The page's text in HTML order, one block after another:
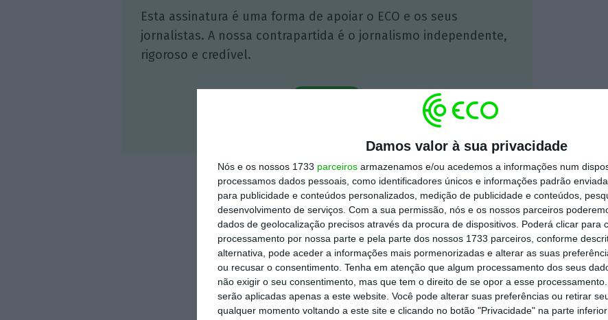
Damos valor à sua privacidade
Nós e os nossos 1733 parceiros armazenamos e/ou acedemos a informações num
processamos dados pessoais, como identificadores únicos e informações padrão
para publicidade e conteúdos personalizados, medição de publicidade e conteúdos,
desenvolvimento de serviços. Com a sua permissão, nós e os nossos parceiros
dados de geolocalização precisos através da procura de dispositivos. Poderá clicar para
processamento por nossa parte e pela parte dos nossos 1733 parceiros, conforme
alternativa, pode aceder a informações mais pormenorizadas e alterar as suas
ou recusar o consentimento. Tenha em atenção que algum processamento dos seus
não exigir o seu consentimento, mas que tem o direito de se opor a esse
serão aplicadas apenas a este website. Você pode alterar suas preferências ou retirar
qualquer momento voltando a este site e clicando no botão "Privacidade" na parte inferior
Esta assinatura é uma forma de apoiar o ECO e os seus
jornalistas. A nossa contrapartida é o jornalismo independente,
rigoroso e credível.